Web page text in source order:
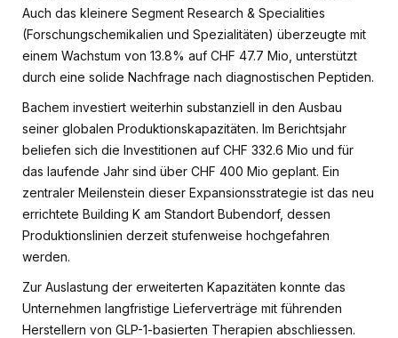
Auch das kleinere Segment Research & Specialities
(Forschungschemikalien und Spezialitäten) überzeugte mit
einem Wachstum von 13.8% auf CHF 47.7 Mio, unterstützt
durch eine solide Nachfrage nach diagnostischen Peptiden.
Bachem investiert weiterhin substanziell in den Ausbau
seiner globalen Produktionskapazitäten. Im Berichtsjahr
beliefen sich die Investitionen auf CHF 332.6 Mio und für
das laufende Jahr sind über CHF 400 Mio geplant. Ein
zentraler Meilenstein dieser Expansionsstrategie ist das neu
errichtete Building K am Standort Bubendorf, dessen
Produktionslinien derzeit stufenweise hochgefahren
werden.
Zur Auslastung der erweiterten Kapazitäten konnte das
Unternehmen langfristige Lieferverträge mit führenden
Herstellern von GLP-1-basierten Therapien abschliessen.